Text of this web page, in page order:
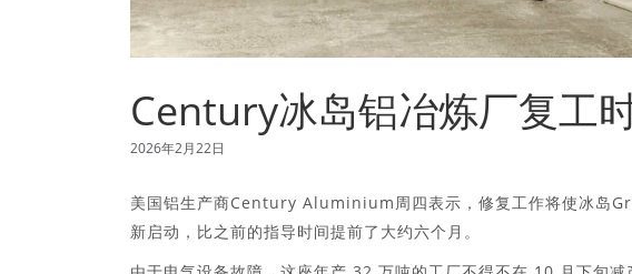
Century冰岛铝冶炼厂复工
2026年2月22日
美国铝生产商Century Aluminium周四表示，修复工作将使冰岛
新启动，比之前的指导时间提前了大约六个月。